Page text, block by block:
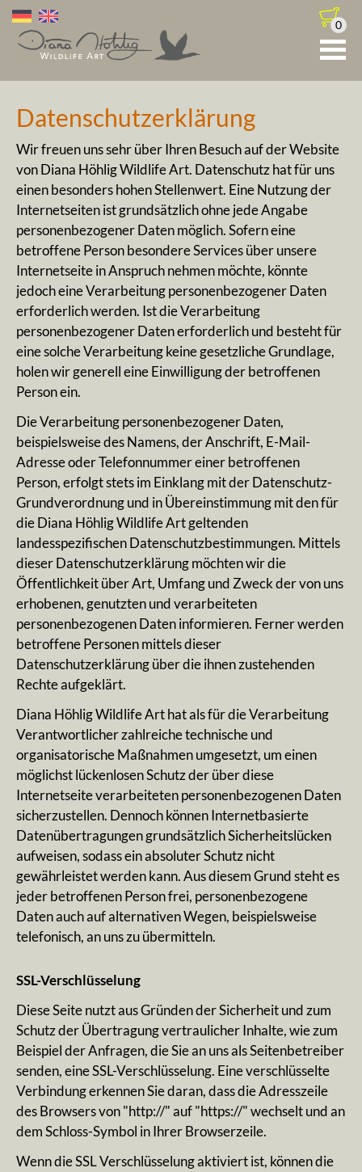
0
Datenschutzerklärung
Wir freuen uns sehr über Ihren Besuch auf der Website
von Diana Höhlig Wildlife Art. Datenschutz hat für uns
einen besonders hohen Stellenwert. Eine Nutzung der
Internetseiten ist grundsätzlich ohne jede Angabe
personenbezogener Daten möglich. Sofern eine
betroffene Person besondere Services über unsere
Internetseite in Anspruch nehmen möchte, könnte
jedoch eine Verarbeitung personenbezogener Daten
erforderlich werden. Ist die Verarbeitung
personenbezogener Daten erforderlich und besteht für
eine solche Verarbeitung keine gesetzliche Grundlage,
holen wir generell eine Einwilligung der betroffenen
Person ein.
Die Verarbeitung personenbezogener Daten,
beispielsweise des Namens, der Anschrift, E-Mail-
Adresse oder Telefonnummer einer betroffenen
Person, erfolgt stets im Einklang mit der Datenschutz-
Grundverordnung und in Übereinstimmung mit den für
die Diana Höhlig Wildlife Art geltenden
landesspezifischen Datenschutzbestimmungen. Mittels
dieser Datenschutzerklärung möchten wir die
Öffentlichkeit über Art, Umfang und Zweck der von uns
erhobenen, genutzten und verarbeiteten
personenbezogenen Daten informieren. Ferner werden
betroffene Personen mittels dieser
Datenschutzerklärung über die ihnen zustehenden
Rechte aufgeklärt.
Diana Höhlig Wildlife Art hat als für die Verarbeitung
Verantwortlicher zahlreiche technische und
organisatorische Maßnahmen umgesetzt, um einen
möglichst lückenlosen Schutz der über diese
Internetseite verarbeiteten personenbezogenen Daten
sicherzustellen. Dennoch können Internetbasierte
Datenübertragungen grundsätzlich Sicherheitslücken
aufweisen, sodass ein absoluter Schutz nicht
gewährleistet werden kann. Aus diesem Grund steht es
jeder betroffenen Person frei, personenbezogene
Daten auch auf alternativen Wegen, beispielsweise
telefonisch, an uns zu übermitteln.
SSL-Verschlüsselung
Diese Seite nutzt aus Gründen der Sicherheit und zum
Schutz der Übertragung vertraulicher Inhalte, wie zum
Beispiel der Anfragen, die Sie an uns als Seitenbetreiber
senden, eine SSL-Verschlüsselung. Eine verschlüsselte
Verbindung erkennen Sie daran, dass die Adresszeile
des Browsers von "http://" auf "https://" wechselt und an
dem Schloss-Symbol in Ihrer Browserzeile.
Wenn die SSL Verschlüsselung aktiviert ist, können die